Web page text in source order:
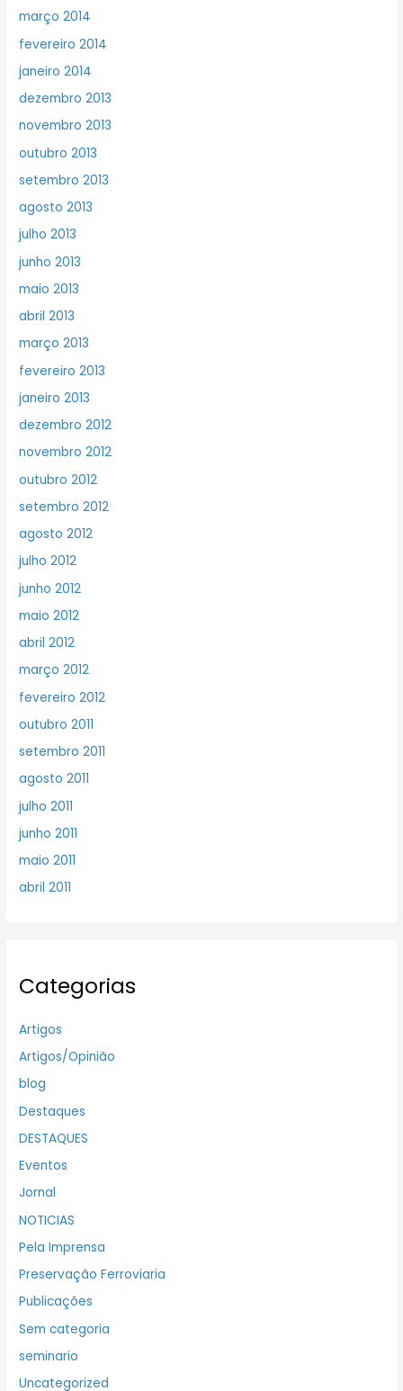
março 2014
fevereiro 2014
janeiro 2014
dezembro 2013
novembro 2013
outubro 2013
setembro 2013
agosto 2013
julho 2013
junho 2013
maio 2013
abril 2013
março 2013
fevereiro 2013
janeiro 2013
dezembro 2012
novembro 2012
outubro 2012
setembro 2012
agosto 2012
julho 2012
junho 2012
maio 2012
abril 2012
março 2012
fevereiro 2012
outubro 2011
setembro 2011
agosto 2011
julho 2011
junho 2011
maio 2011
abril 2011
Categorias
Artigos
Artigos/Opinião
blog
Destaques
DESTAQUES
Eventos
Jornal
NOTICIAS
Pela Imprensa
Preservação Ferroviaria
Publicações
Sem categoria
seminario
Uncategorized